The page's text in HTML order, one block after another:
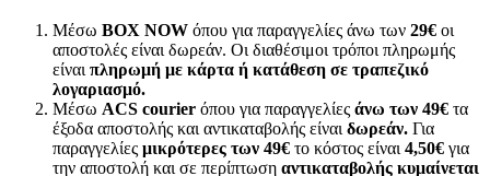
Μέσω BOX NOW όπου για παραγγελίες άνω των 29€ οι
αποστολές είναι δωρεάν. Οι διαθέσιμοι τρόποι πληρωμής
είναι πληρωμή με κάρτα ή κατάθεση σε τραπεζικό
λογαριασμό.
Μέσω ACS courier όπου για παραγγελίες άνω των 49€ τα
έξοδα αποστολής και αντικαταβολής είναι δωρεάν. Για
παραγγελίες μικρότερες των 49€ το κόστος είναι 4,50€ για
την αποστολή και σε περίπτωση αντικαταβολής κυμαίνεται